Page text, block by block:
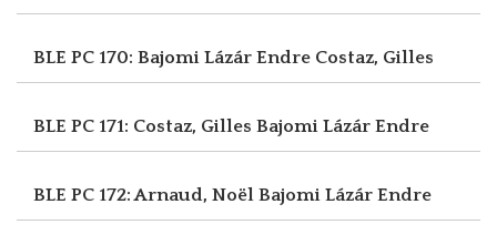
BLE PC 170: Bajomi Lázár Endre Costaz, Gilles
BLE PC 171: Costaz, Gilles Bajomi Lázár Endre
BLE PC 172: Arnaud, Noël Bajomi Lázár Endre